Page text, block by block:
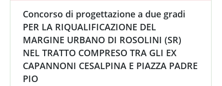
Concorso di progettazione a due gradi
PER LA RIQUALIFICAZIONE DEL
MARGINE URBANO DI ROSOLINI (SR)
NEL TRATTO COMPRESO TRA GLI EX
CAPANNONI CESALPINA E PIAZZA PADRE
PIO